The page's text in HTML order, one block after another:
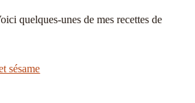
quelques-unes de mes recettes de
sésame